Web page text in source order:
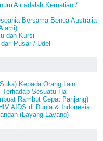
Air adalah Kematian /
Bersama Benua Australia
dan Kursi
Pusar / Udel
Kepada Orang Lain
Sesuatu Hal
Rambut Cepat Panjang)
AIDS di Dunia & Indonesia
(Layang-Layang)